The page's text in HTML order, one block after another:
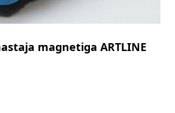
magnetiga ARTLINE